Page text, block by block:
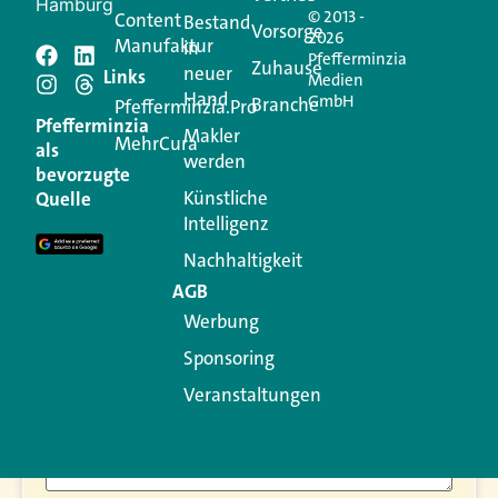
Schreiben Sie einen
Kommentar
Ihre E-Mail-Adresse wird nicht veröffentlicht.
Erforderliche Felder sind mit
Kommentar
Pfefferminzia
als
bevorzugte
Quelle
Content
Manufaktur
Links
Pfefferminzia.Pro
MehrCura
Bestand
in
neuer
Hand
Makler
werden
Künstliche
Intelligenz
Nachhaltigkeit
AGB
Werbung
Sponsoring
Veranstaltungen
Vorsorge
Zuhause
Branche
© 2013 -
2026
Pfefferminzia
Medien
GmbH